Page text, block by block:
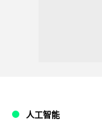
人工智能